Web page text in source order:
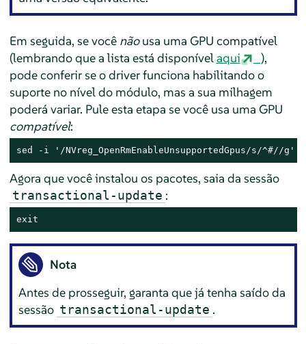
Em seguida, se você nãousa uma GPU compatível
(lembrando que a lista está disponívelaqui
),
pode conferir se o driver funciona habilitando o
suporte no nível do módulo, mas a sua milhagem
poderá variar. Pule esta etapa se você usa uma GPU
compatível:
sed -i '/NVreg_OpenRmEnableUnsupportedGpus/s/^#//
Agora que você instalou os pacotes, saia da sessão
transactional-update :
exit
Nota
Antes de prosseguir, garanta que já tenha saído da
sessão transactional-update .